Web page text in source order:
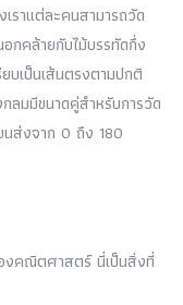
ราแต่ละคนสามารถวัด
กคล้ายกับไม้บรรทัดกึ่ง
บเป็นเส้นตรงตามปกติ
ลมมีขนาดคู่สำหรับการวัด
นส่งจาก 0 ถึง 180
องคณิตศาสตร์ นี่เป็นสิ่งที่